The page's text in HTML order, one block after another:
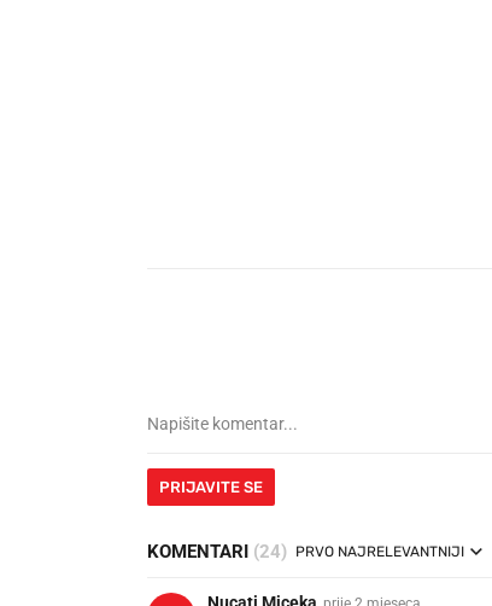
PRIJAVITE SE
KOMENTARI (24) PRVO NAJRELEVANTNIJI